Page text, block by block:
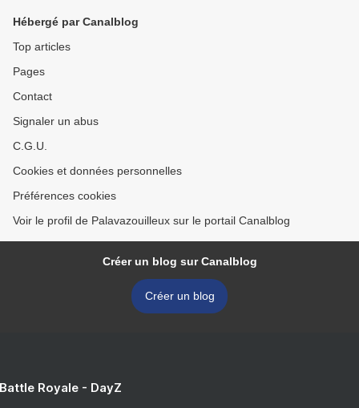
Hébergé par Canalblog
Top articles
Pages
Contact
Signaler un abus
C.G.U.
Cookies et données personnelles
Préférences cookies
Voir le profil de Palavazouilleux sur le portail Canalblog
Créer un blog sur Canalblog
Créer un blog
Royale - DayZ